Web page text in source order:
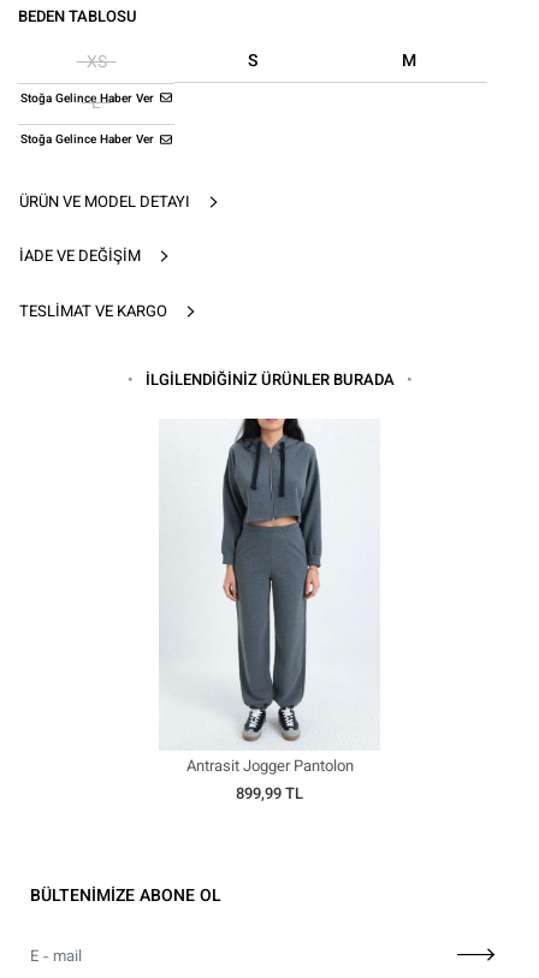
ÜRÜN VE MODEL DETAYI
İADE VE DEĞIŞIM
TESLIMAT VE KARGO
BEDEN TABLOSU
Stoğa Gelince Haber Ver
XS S M
Stoğa Gelince Haber Ver
L
İLGİLENDİĞİNİZ ÜRÜNLER BURADA
Antrasit Jogger Pantolon
899,99 TL
BÜLTENİMİZE ABONE OL